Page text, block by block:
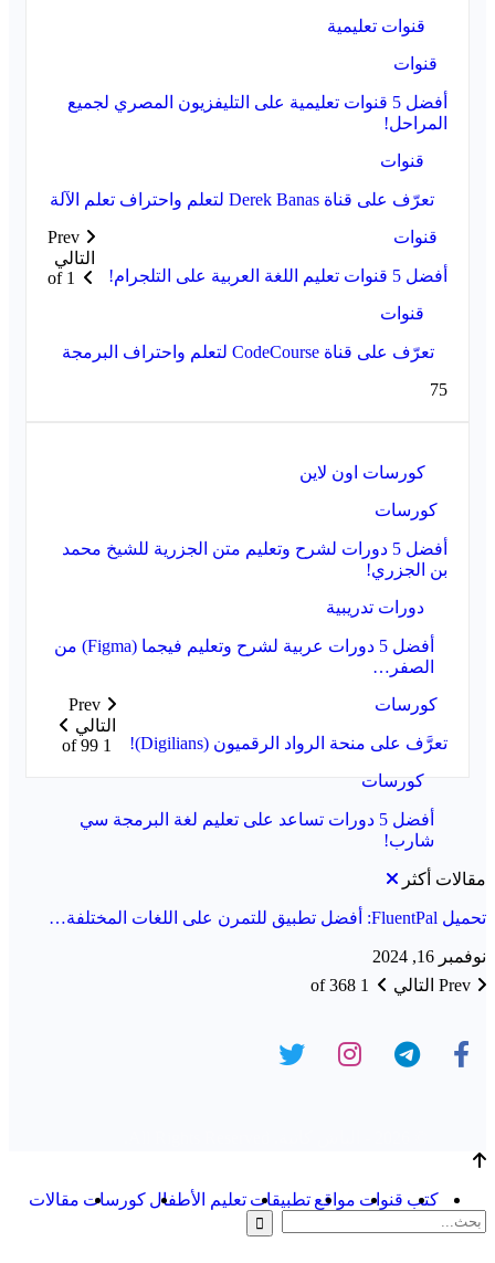
قنوات تعليمية
قنوات
أفضل 5 قنوات تعليمية على التليفزيون المصري لجميع
المراحل!
قنوات
تعرّف على قناة Derek Banas لتعلم واحتراف تعلم الآلة
قنوات
أفضل 5 قنوات تعليم اللغة العربية على التلجرام!
قنوات
تعرّف على قناة CodeCourse لتعلم واحتراف البرمجة
Prev
التالي
1 of
75
كورسات اون لاين
كورسات
أفضل 5 دورات لشرح وتعليم متن الجزرية للشيخ محمد
بن الجزري!
دورات تدريبية
أفضل 5 دورات عربية لشرح وتعليم فيجما (Figma) من
الصفر…
كورسات
تعرَّف على منحة الرواد الرقميون (Digilians)!
كورسات
أفضل 5 دورات تساعد على تعليم لغة البرمجة سي
شارب!
Prev
التالي
1 of 99
مقالات أكثر
تحميل FluentPal: أفضل تطبيق للتمرن على اللغات المختلفة…
نوفمبر 16, 2024
Prev
التالي 1 of 368
كتب قنوات مواقع تطبيقات تعليم الأطفال كورسات مقالات